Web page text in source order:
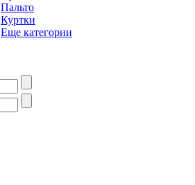
Пальто
Куртки
Еще категории